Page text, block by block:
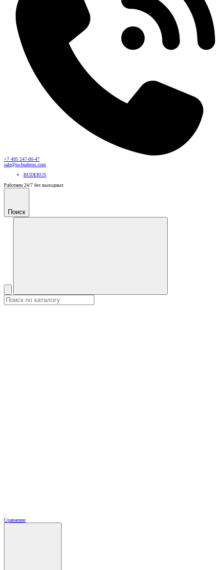
+7 495 247-00-47
sale@ru-buderus.com
BUDERUS
Работаем 24/7 без выходных
Поиск
Сравнение